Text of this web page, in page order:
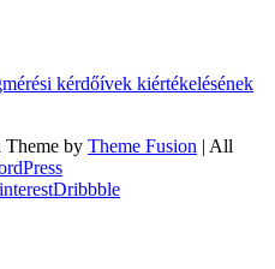
kérdőívek kiértékelésének
Theme by Theme Fusion | All
Dribbble